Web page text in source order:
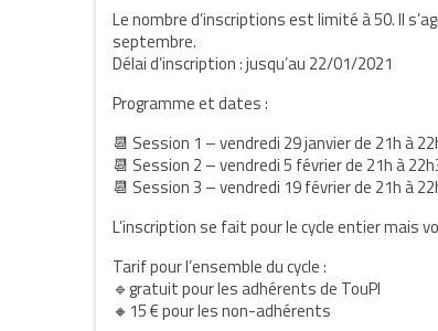
Le nombre d’inscriptions est limité à 50. Il
septembre.
Délai d’inscription : jusqu’au 22/01/2021
Programme et dates :
📆 Session 1 – vendredi 29 janvier de 21h à
📆 Session 2 – vendredi 5 février de 21h à
📆 Session 3 – vendredi 19 février de 21h à
L’inscription se fait pour le cycle entier mais
Tarif pour l’ensemble du cycle :
🔹gratuit pour les adhérents de TouPI
🔸15 € pour les non-adhérents